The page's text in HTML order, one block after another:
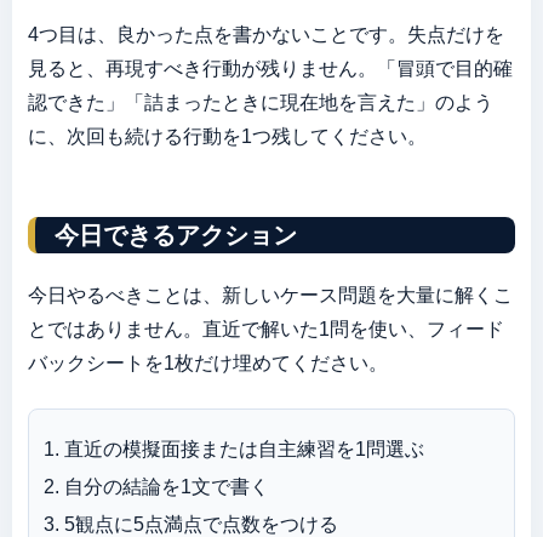
4つ目は、良かった点を書かないことです。失点だけを
見ると、再現すべき行動が残りません。「冒頭で目的確
認できた」「詰まったときに現在地を言えた」のよう
に、次回も続ける行動を1つ残してください。
今日できるアクション
今日やるべきことは、新しいケース問題を大量に解くこ
とではありません。直近で解いた1問を使い、フィード
バックシートを1枚だけ埋めてください。
直近の模擬面接または自主練習を1問選ぶ
自分の結論を1文で書く
5観点に5点満点で点数をつける